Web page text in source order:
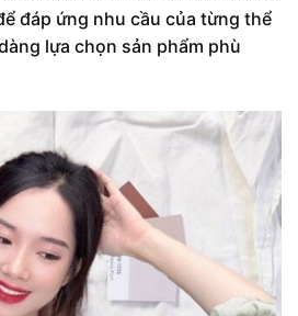
đáp ứng nhu cầu của từng thể
lựa chọn sản phẩm phù